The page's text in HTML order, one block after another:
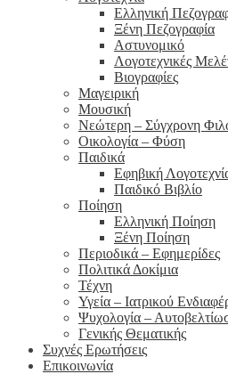
Ελληνική
Ξένη Πεζογραφία
Αστυνομικό
Λογοτεχνικές
Βιογραφίες
Μαγειρική
Μουσική
Νεώτερη – Σύγχρονη
Οικολογία – Φύση
Παιδικά
Εφηβική
Παιδικό Βιβλίο
Ποίηση
Ελληνική Ποίηση
Ξένη Ποίηση
Περιοδικά – Εφημερίδες
Πολιτικά Δοκίμια
Τέχνη
Υγεία – Ιατρικού
Ψυχολογία –
Γενικής Θεματικής
Συχνές Ερωτήσεις
Επικοινωνία